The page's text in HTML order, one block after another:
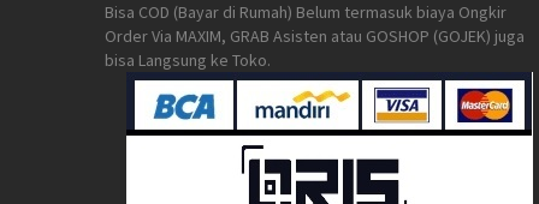
Bisa COD (Bayar di Rumah) Belum termasuk biaya Ongkir
Order Via MAXIM, GRAB Asisten atau GOSHOP (GOJEK) juga
bisa Langsung ke Toko.